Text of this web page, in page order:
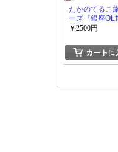
たかのてるこ
ーズ『銀座OL
ゆく!』
￥2500円